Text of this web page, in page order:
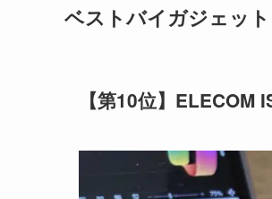
ベストバイガジェット
【第10位】